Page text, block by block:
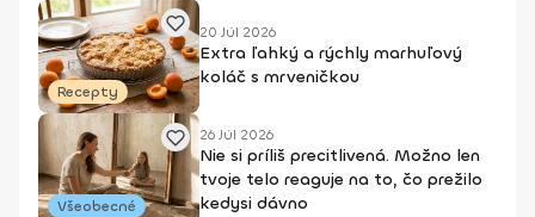
Recepty
20 Júl 2026
Extra ľahký a rýchly marhuľový
koláč s mrveničkou
Všeobecné
26 Júl 2026
Nie si príliš precitlivená. Možno len
tvoje telo reaguje na to, čo prežilo
kedysi dávno